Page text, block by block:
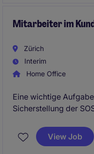
professionelle
Mitarbeiter im
Zürich
Interim
Home Office
Eine wichtige
Sicherstellung der
Notsituationen als
Als Spezialist im SOS
View Job